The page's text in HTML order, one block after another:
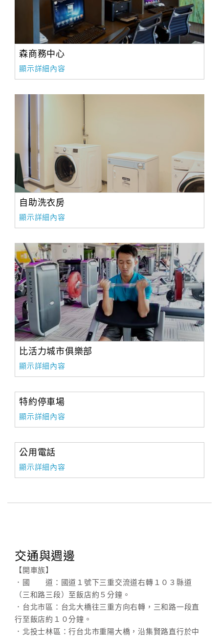
森商務中心
顯示詳細內容
自助洗衣房
顯示詳細內容
比活力城市俱樂部
顯示詳細內容
特約停車場
顯示詳細內容
公用電話
顯示詳細內容
交通與週邊
【開車族】
．國 道：國道１號下三重交流道右轉１０３縣道
（三和路三段）至飯店約５分鐘。
．台北市區：台北大橋往三重方向右轉，三和路一段直
行至飯店約１０分鐘。
．北投士林區：行台北市重陽大橋，沿集賢路直行於中